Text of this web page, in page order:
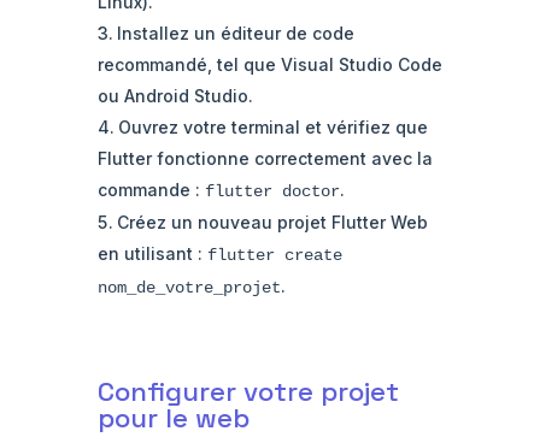
Installez un éditeur de code
recommandé, tel que Visual Studio Code
ou Android Studio.
Ouvrez votre terminal et vérifiez que
Flutter fonctionne correctement avec la
commande : flutter doctor.
Créez un nouveau projet Flutter Web
en utilisant : flutter create
nom_de_votre_projet.
Configurer votre projet
pour le web